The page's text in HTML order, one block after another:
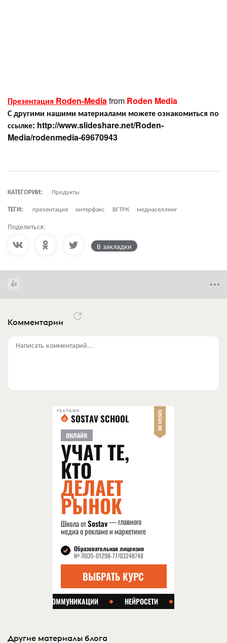
Презентация Roden-Media from Roden Media
С другими нашими материалами можете ознакомиться по
ссылке: http://www.slideshare.net/Roden-
Media/rodenmedia-69670943
КАТЕГОРИИ:
Продукты
ТЕГИ:
презентация интерфакс ВГТРК медиаселлинг
Поделиться:
В закладки
Комментарии
Написать комментарий...
РЕКЛАМА
Другие материалы блога